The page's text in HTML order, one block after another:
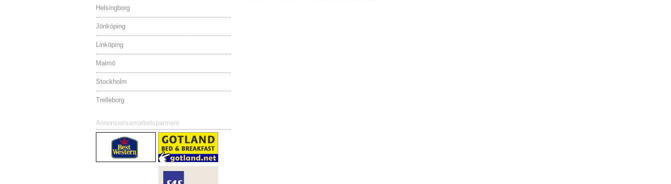
Helsingborg
Jönköping
Linköping
Malmö
Stockholm
Trelleborg
Annonser/samarbetspartners